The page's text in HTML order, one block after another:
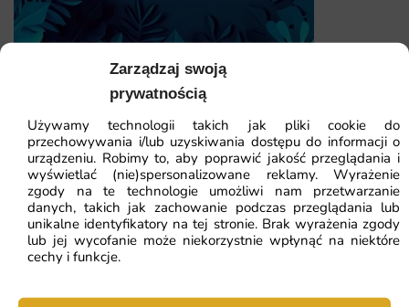
Zarządzaj swoją
prywatnością
Używamy technologii takich jak pliki cookie do
przechowywania i/lub uzyskiwania dostępu do informacji o
urządzeniu. Robimy to, aby poprawić jakość przeglądania i
wyświetlać (nie)spersonalizowane reklamy. Wyrażenie
zgody na te technologie umożliwi nam przetwarzanie
danych, takich jak zachowanie podczas przeglądania lub
unikalne identyfikatory na tej stronie. Brak wyrażenia zgody
lub jej wycofanie może niekorzystnie wpłynąć na niektóre
cechy i funkcje.
intensywne, trwałe kolory odporne na blaknięcie
trwałość wydruku potwierdzona codziennym
indywidualne dopasowanie do wymiarów ściany
Fototapeta Liście Tropikalne — wzór 11
41.93zł 64.51zł
Najniższa cena z 30 dni:41.93zł
ZOBACZ WSZYSTKIE